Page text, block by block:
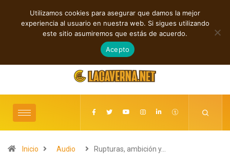
TENDENCIAS
Rock, folk e indie: cuatro estrenos independientes por descubrir
agosto 7, 2026
Inicio Audio Rupturas, ambición y…
Utilizamos cookies para asegurar que damos la mejor
experiencia al usuario en nuestra web. Si sigues utilizando
este sitio asumiremos que estás de acuerdo.
Acepto